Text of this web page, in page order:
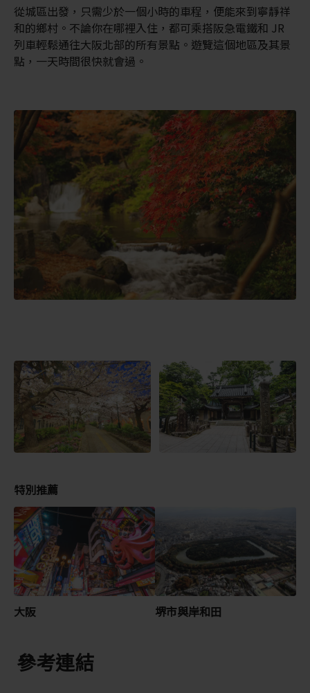
從城區出發，只需少於一個小時的車程，便能來到寧靜祥
和的鄉村。不論你在哪裡入住，都可乘搭阪急電鐵和 JR
列車輕鬆通往大阪北部的所有景點。遊覽這個地區及其景
點，一天時間很快就會過。
特別推薦
大阪 堺市與岸和田
參考連結